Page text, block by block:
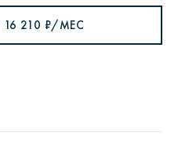
16 210 ₽/МЕС